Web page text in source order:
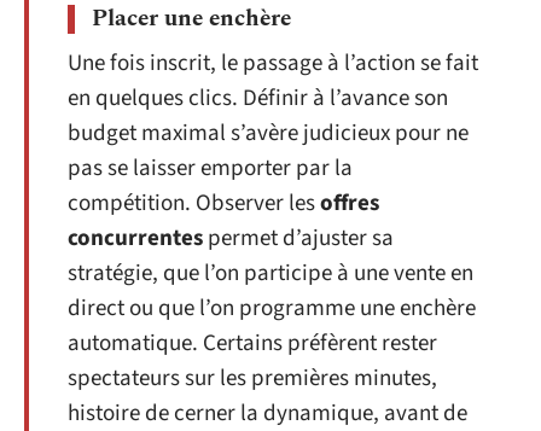
Placer une enchère
Une fois inscrit, le passage à l’action se fait
en quelques clics. Définir à l’avance son
budget maximal s’avère judicieux pour ne
pas se laisser emporter par la
compétition. Observer lesoffres
concurrentespermet d’ajuster sa
stratégie, que l’on participe à une vente en
direct ou que l’on programme une enchère
automatique. Certains préfèrent rester
spectateurs sur les premières minutes,
histoire de cerner la dynamique, avant de